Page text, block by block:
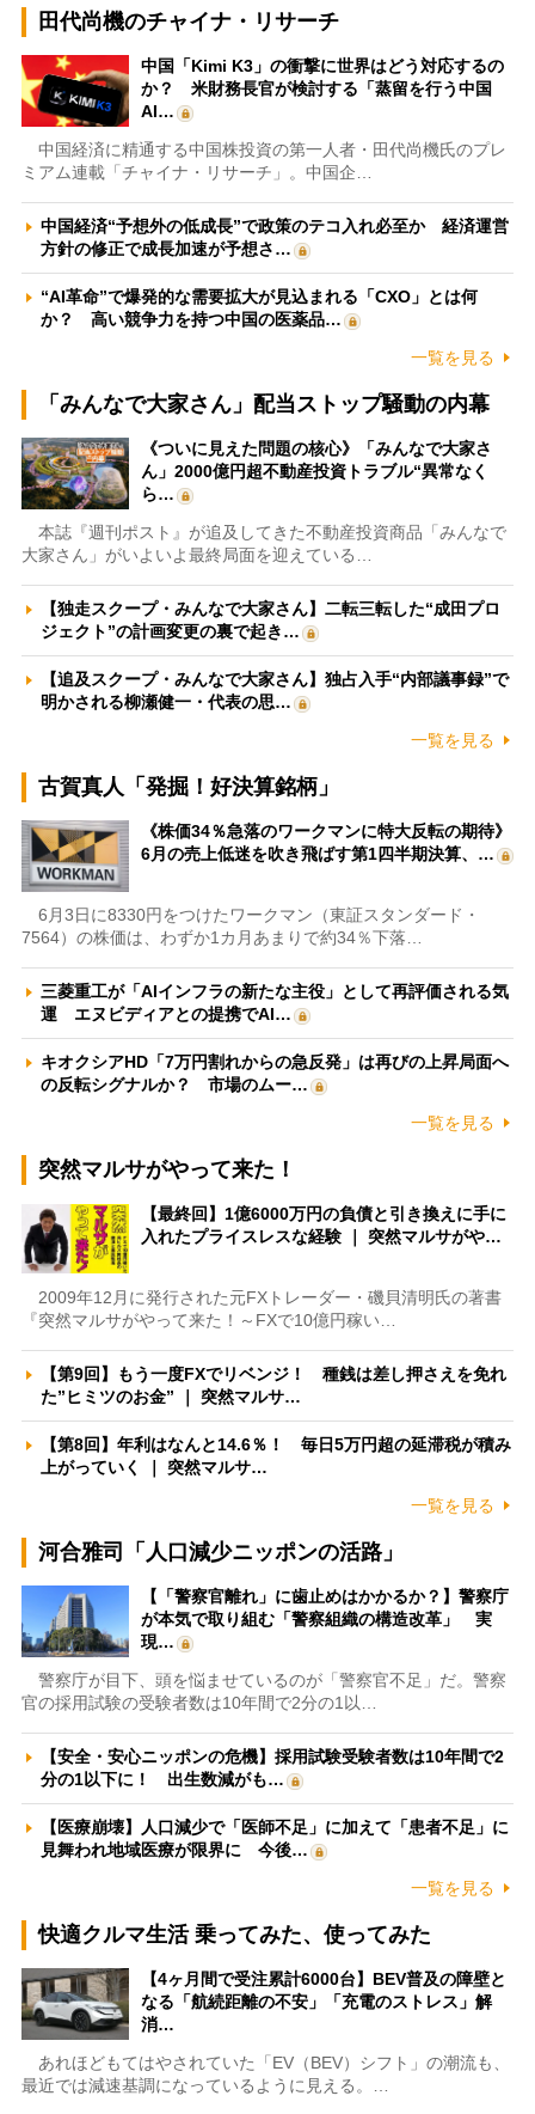
田代尚機のチャイナ・リサーチ
中国「Kimi K3」の衝撃に世界はどう対応するの
か？ 米財務長官が検討する「蒸留を行う中国
AI…
中国経済に精通する中国株投資の第一人者・田代尚機氏のプレ
ミアム連載「チャイナ・リサーチ」。中国企…
中国経済“予想外の低成長”で政策のテコ入れ必至か 経済運営
方針の修正で成長加速が予想さ…
“AI革命”で爆発的な需要拡大が見込まれる「CXO」とは何
か？ 高い競争力を持つ中国の医薬品…
一覧を見る
「みんなで大家さん」配当ストップ騒動の内幕
《ついに見えた問題の核心》「みんなで大家さ
ん」2000億円超不動産投資トラブル“異常なく
ら…
本誌『週刊ポスト』が追及してきた不動産投資商品「みんなで
大家さん」がいよいよ最終局面を迎えている…
【独走スクープ・みんなで大家さん】二転三転した“成田プロ
ジェクト”の計画変更の裏で起き…
【追及スクープ・みんなで大家さん】独占入手“内部議事録”で
明かされる柳瀬健一・代表の思…
一覧を見る
古賀真人「発掘！好決算銘柄」
《株価34％急落のワークマンに特大反転の期待》
6月の売上低迷を吹き飛ばす第1四半期決算、…
6月3日に8330円をつけたワークマン（東証スタンダード・
7564）の株価は、わずか1カ月あまりで約34％下落…
三菱重工が「AIインフラの新たな主役」として再評価される気
運 エヌビディアとの提携でAI…
キオクシアHD「7万円割れからの急反発」は再びの上昇局面へ
の反転シグナルか？ 市場のムー…
一覧を見る
突然マルサがやって来た！
【最終回】1億6000万円の負債と引き換えに手に
入れたプライスレスな経験 ｜ 突然マルサがや…
2009年12月に発行された元FXトレーダー・磯貝清明氏の著書
『突然マルサがやって来た！～FXで10億円稼い…
【第9回】もう一度FXでリベンジ！ 種銭は差し押さえを免れ
た”ヒミツのお金” ｜ 突然マルサ…
【第8回】年利はなんと14.6％！ 毎日5万円超の延滞税が積み
上がっていく ｜ 突然マルサ…
一覧を見る
河合雅司「人口減少ニッポンの活路」
【「警察官離れ」に歯止めはかかるか？】警察庁
が本気で取り組む「警察組織の構造改革」 実
現…
警察庁が目下、頭を悩ませているのが「警察官不足」だ。警察
官の採用試験の受験者数は10年間で2分の1以…
【安全・安心ニッポンの危機】採用試験受験者数は10年間で2
分の1以下に！ 出生数減がも…
【医療崩壊】人口減少で「医師不足」に加えて「患者不足」に
見舞われ地域医療が限界に 今後…
一覧を見る
快適クルマ生活 乗ってみた、使ってみた
【4ヶ月間で受注累計6000台】BEV普及の障壁と
なる「航続距離の不安」「充電のストレス」解
消…
あれほどもてはやされていた「EV（BEV）シフト」の潮流も、
最近では減速基調になっているように見える。…